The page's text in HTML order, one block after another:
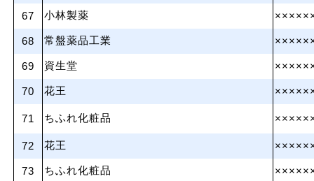
67 小林製薬
68 常盤薬品工業
69 資生堂
70 花王
71 ちふれ化粧品
72 花王
73 ちふれ化粧品